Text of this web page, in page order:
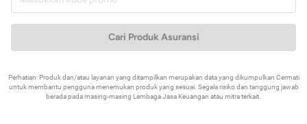
Cari Produk Asuransi
Perhatian: Produk dan/atau layanan yang ditampilkan merupakan data yang dikumpulkan Cermati
untuk membantu pengguna menemukan produk yang sesuai. Segala risiko dan tanggung jawab
berada pada masing-masing Lembaga Jasa Keuangan atau mitra terkait.